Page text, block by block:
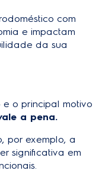
com
e impactam
da sua
e o principal motivo
a pena.
por exemplo, a
significativa em